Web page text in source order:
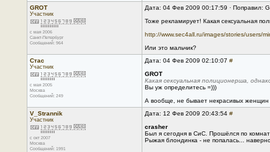
GROT
Участник
с мая 2006
Санкт-Петербург
Сообщений: 964
Дата: 04 Фев 2009 00:17:59 · Поправил:
Тоже рекламирует! Какая сексуальная
http://www.sec4all.ru/images/stories/users/
Или это мальчик?
Стас
Участник
с мая 2005
Москва
Сообщений: 249
Дата: 04 Фев 2009 02:10:07 #
GROT
Какая сексуальная полиционерша,
Вы уж определитесь =)))
А вообще, не бывает некрасивых
V_Strannik
Участник
с окт 2007
Москва
Сообщений: 1991
Дата: 12 Фев 2009 20:43:54 #
crasher
Был я сегодня в СиС. Прошёлся по
Рыжая блондинка - не попалась...